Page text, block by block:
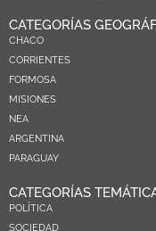
CATEGORÍAS
CHACO
CORRIENTES
FORMOSA
MISIONES
NEA
ARGENTINA
PARAGUAY
CATEGORÍAS
POLÍTICA
SOCIEDAD